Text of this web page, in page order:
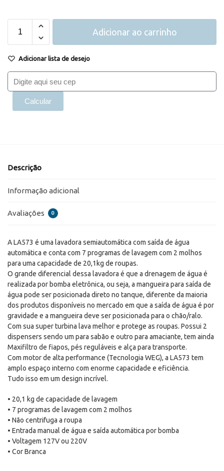
Adicionar ao carrinho
Adicionar lista de desejo
Calcular
Descrição
Informação adicional
Avaliações 0
A LA573 é uma lavadora semiautomática com saída de água
automática e conta com 7 programas de lavagem com 2 molhos
para uma capacidade de 20,1kg de roupas.
O grande diferencial dessa lavadora é que a drenagem de água é
realizada por bomba eletrônica, ou seja, a mangueira para saída de
água pode ser posicionada direto no tanque, diferente da maioria
dos produtos disponíveis no mercado em que a saída de água é por
gravidade e a mangueira deve ser posicionada para o chão/ralo.
Com sua super turbina lava melhor e protege as roupas. Possui 2
dispensers sendo um para sabão e outro para amaciante, tem ainda
Maxifiltro de fiapos, pés reguláveis e alça para transporte.
Com motor de alta performance (Tecnologia WEG), a LA573 tem
amplo espaço interno com enorme capacidade e eficiência.
Tudo isso em um design incrível.
• 20,1 kg de capacidade de lavagem
• 7 programas de lavagem com 2 molhos
• Não centrifuga a roupa
• Entrada manual de água e saída automática por bomba
• Voltagem 127V ou 220V
• Cor Branca